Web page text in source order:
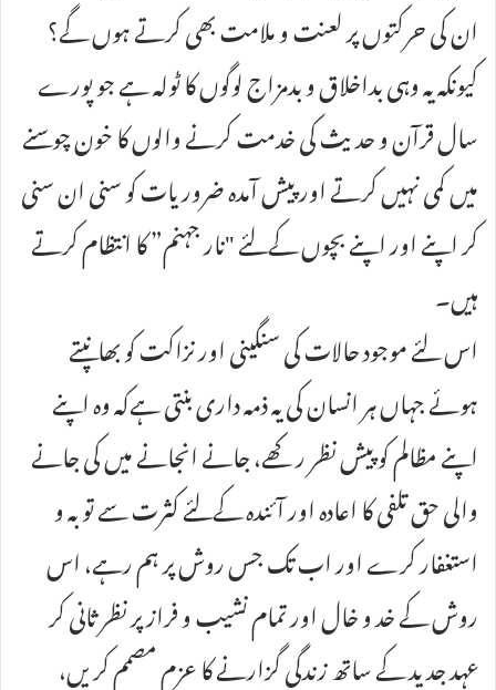
ان کی حرکتوں پر لعنت و ملامت بھی کرتے ہوں گے؟
کیونکہ یہ وہی بداخلاق و بدمزاج لوگوں کا ٹولہ ہے جو پورے
سال قرآن و حدیث کی خدمت کرنے والوں کا خون چوسنے
میں کمی نہیں کرتے اور پیش آمدہ ضروریات کو سنی ان سنی
کر اپنے اور اپنے بچوں کےلئے "نار جہنم” کا انتظام کرتے
ہیں۔
اس لئے موجود حالات کی سنگینی اور نزاکت کو بھانپتے
ہوئے جہاں ہر انسان کی یہ ذمہ داری بنتی ہےکہ وہ اپنے
اپنے مظالم کو پیش نظر رکھے، جانے انجانے میں کی جانے
والی حق تلفی کا اعادہ اور آئندہ کےلئے کثرت سے توبہ و
استغفار کرے اور اب تک جس روش پر ہم رہے، اس
روش کے خد و خال اور تمام نشیب و فراز پر نظر ثانی کر
عہد جدید کے ساتھ زندگی گزارنے کا عزم مصمم کریں،